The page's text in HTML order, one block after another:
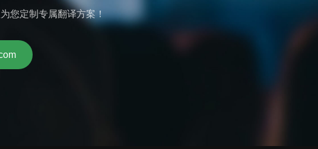
您定制专属翻译方案！